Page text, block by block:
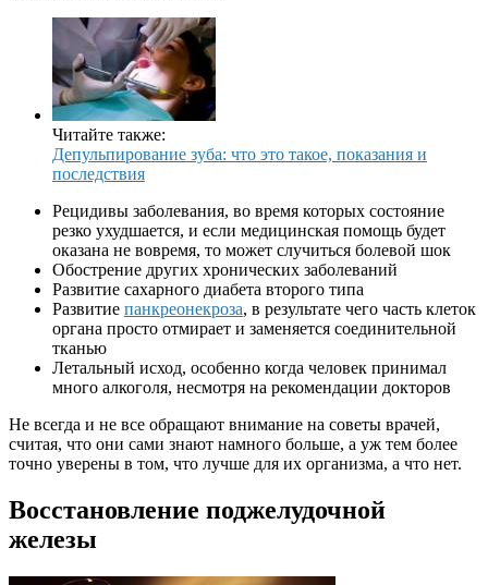
Читайте также:
Депульпирование зуба: что это такое, показания и
последствия
Рецидивы заболевания, во время которых состояние
резко ухудшается, и если медицинская помощь будет
оказана не вовремя, то может случиться болевой шок
Обострение других хронических заболеваний
Развитие сахарного диабета второго типа
Развитие панкреонекроза, в результате чего часть клеток
органа просто отмирает и заменяется соединительной
тканью
Летальный исход, особенно когда человек принимал
много алкоголя, несмотря на рекомендации докторов
Не всегда и не все обращают внимание на советы врачей,
считая, что они сами знают намного больше, а уж тем более
точно уверены в том, что лучше для их организма, а что нет.
Восстановление поджелудочной
железы